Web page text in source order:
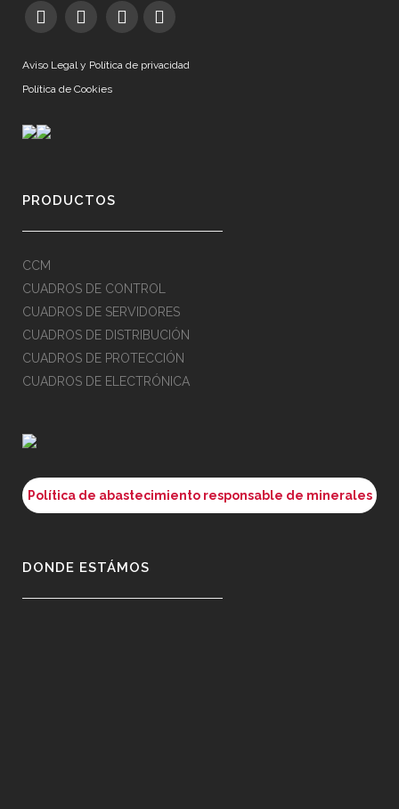
Aviso Legal y Política de privacidad
Política de Cookies
PRODUCTOS
CCM
CUADROS DE CONTROL
CUADROS DE SERVIDORES
CUADROS DE DISTRIBUCIÓN
CUADROS DE PROTECCIÓN
CUADROS DE ELECTRÓNICA
Política de abastecimiento responsable de minerales
DONDE ESTÁMOS